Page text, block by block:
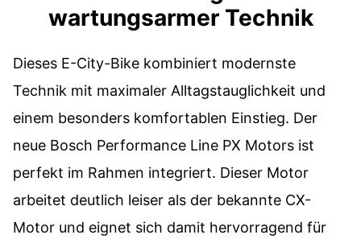
wartungsarmer Technik
Dieses E-City-Bike kombiniert modernste
Technik mit maximaler Alltagstauglichkeit und
einem besonders komfortablen Einstieg. Der
neue Bosch Performance Line PX Motors ist
perfekt im Rahmen integriert. Dieser Motor
arbeitet deutlich leiser als der bekannte CX-
Motor und eignet sich damit hervorragend für